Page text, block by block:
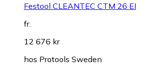
Festool CLEANTEC CTM 26 EI
fr.
12 676 kr
hos Protools Sweden